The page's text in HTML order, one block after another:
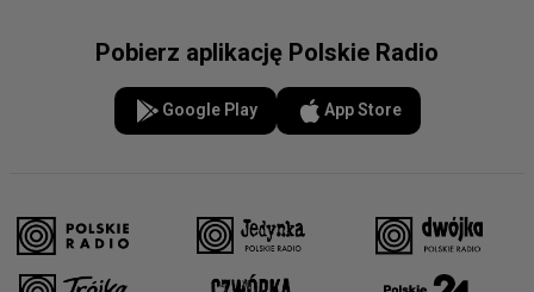
Pobierz aplikację Polskie Radio
Google Play App Store